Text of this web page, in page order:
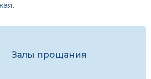
Залы прощания